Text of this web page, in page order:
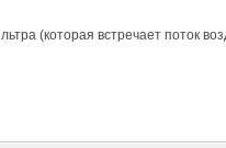
(которая встречает поток